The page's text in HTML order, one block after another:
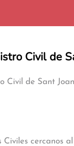
Civil de
Civil de Sant
Civiles cercanos